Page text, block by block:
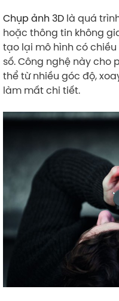
Chụp ảnh 3D là quá
hoặc thông tin không
tạo lại mô hình có
số. Công nghệ này cho
thể từ nhiều góc độ,
làm mất chi tiết.